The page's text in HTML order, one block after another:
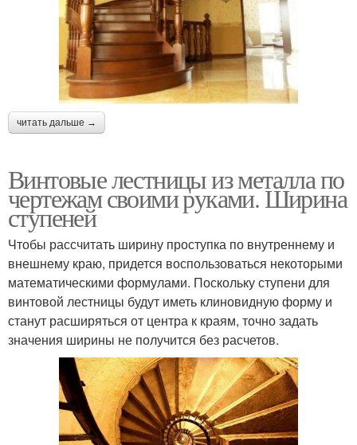
читать дальше →
Винтовые лестницы из металла по
чертежам своими руками. Ширина
ступеней
Чтобы рассчитать ширину проступка по внутреннему и
внешнему краю, придется воспользоваться некоторыми
математическими формулами. Поскольку ступени для
винтовой лестницы будут иметь клиновидную форму и
станут расширяться от центра к краям, точно задать
значения ширины не получится без расчетов.